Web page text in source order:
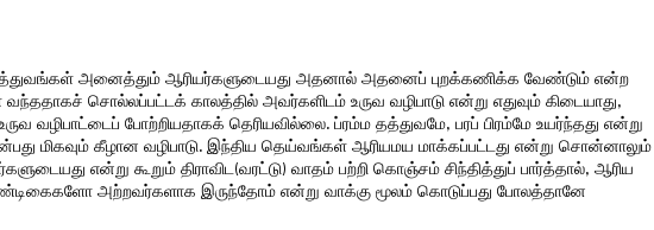
அனைத்தும் ஆரியர்களுடையது அதனால் அதனைப் புறக்கணிக்க வேண்டும் என்ற
வந்ததாகச் சொல்லப்பட்டக் காலத்தில் அவர்களிடம் உருவ வழிபாடு என்று எதுவும் கிடையாது,
வழிபாட்டைப் போற்றியதாகக் தெரியவில்லை. ப்ரம்ம தத்துவமே, பரப் பிரம்மே உயர்ந்தது என்று
என்பது மிகவும் கீழான வழிபாடு. இந்திய தெய்வங்கள் ஆரியமய மாக்கப்பட்டது என்று சொன்னாலும்
என்று கூறும் திராவிட(வரட்டு) வாதம் பற்றி கொஞ்சம் சிந்தித்துப் பார்த்தால், ஆரிய
அற்றவர்களாக இருந்தோம் என்று வாக்கு மூலம் கொடுப்பது போலத்தானே